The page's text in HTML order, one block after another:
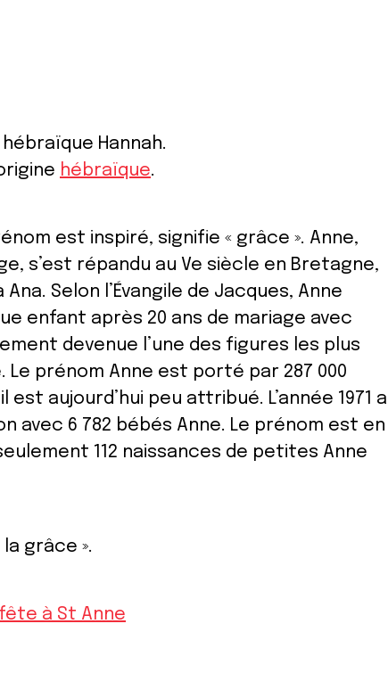
Hannah.
hébraïque.
est inspiré, signifie « grâce ». Anne,
s’est répandu au Ve siècle en Bretagne,
Selon l’Évangile de Jacques, Anne
enfant après 20 ans de mariage avec
devenue l’une des figures les plus
prénom Anne est porté par 287 000
aujourd’hui peu attribué. L’année 1971 a
avec 6 782 bébés Anne. Le prénom est en
112 naissances de petites Anne
grâce ».
à St Anne